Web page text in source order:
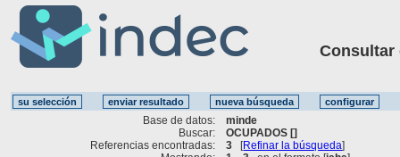
Consultar
Base de datos:
minde
Buscar:
OCUPADOS []
Referencias encontradas:
3 [Refinar la búsqueda]